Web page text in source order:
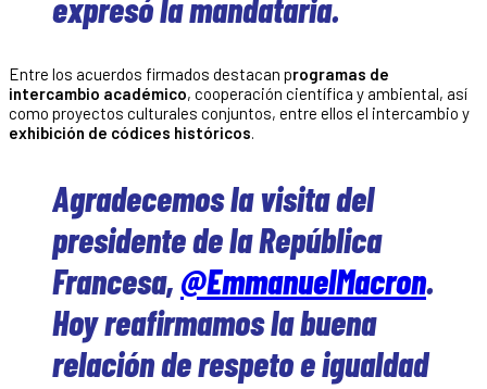
Entre los acuerdos firmados destacan programas de
intercambio académico, cooperación científica y ambiental, así
como proyectos culturales conjuntos, entre ellos el intercambio y
exhibición de códices históricos
Agradecemos la visita del
presidente de la República
Francesa, @EmmanuelMacron.
Hoy reafirmamos la buena
relación de respeto e igualdad